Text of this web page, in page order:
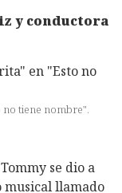
y conductora
no tiene nombre".
se dio a
llamado